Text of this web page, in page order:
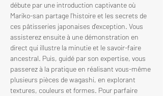
débute par une introduction captivante où
Mariko-san partage l'histoire et les secrets de
ces pâtisseries japonaises d'exception. Vous
assisterez ensuite à une démonstration en
direct qui illustre la minutie et le savoir-faire
ancestral. Puis, guidé par son expertise, vous
passerez à la pratique en réalisant vous-même
plusieurs pièces de wagashi, en explorant
textures, couleurs et formes. Pour parfaire